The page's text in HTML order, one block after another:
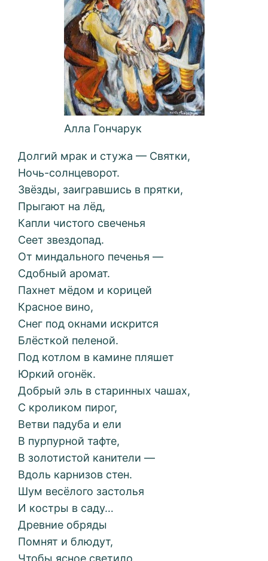
Алла Гончарук
Долгий мрак и стужа — Святки,
Ночь-солнцеворот.
Звёзды, заигравшись в прятки,
Прыгают на лёд,
Капли чистого свеченья
Сеет звездопад.
От миндального печенья —
Сдобный аромат.
Пахнет мёдом и корицей
Красное вино,
Снег под окнами искрится
Блёсткой пеленой.
Под котлом в камине пляшет
Юркий огонёк.
Добрый эль в старинных чашах,
С кроликом пирог,
Ветви падуба и ели
В пурпурной тафте,
В золотистой канители —
Вдоль карнизов стен.
Шум весёлого застолья
И костры в саду…
Древние обряды
Помнят и блюдут,